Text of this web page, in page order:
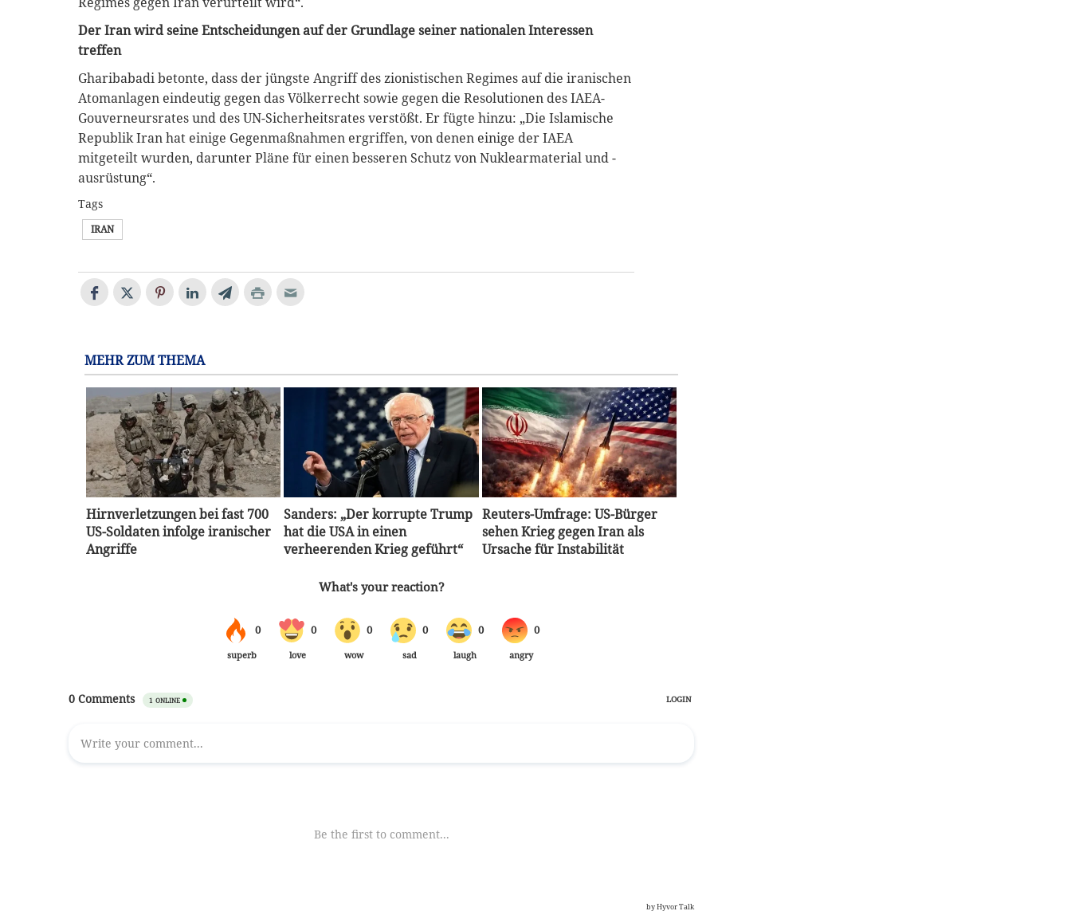
Der Iran wird seine Entscheidungen auf der Grundlage seiner nationalen Interessen
treffen
Gharibabadi betonte, dass der jüngste Angriff des zionistischen Regimes auf die iranischen
Atomanlagen eindeutig gegen das Völkerrecht sowie gegen die Resolutionen des IAEA-
Gouverneursrates und des UN-Sicherheitsrates verstößt. Er fügte hinzu: „Die Islamische
Republik Iran hat einige Gegenmaßnahmen ergriffen, von denen einige der IAEA
mitgeteilt wurden, darunter Pläne für einen besseren Schutz von Nuklearmaterial und -
ausrüstung“.
Tags
IRAN
MEHR ZUM THEMA
Hirnverletzungen bei fast 700
US-Soldaten infolge iranischer
Angriffe
Sanders: „Der korrupte Trump
hat die USA in einen
verheerenden Krieg geführt“
Reuters-Umfrage: US-Bürger
sehen Krieg gegen Iran als
Ursache für Instabilität